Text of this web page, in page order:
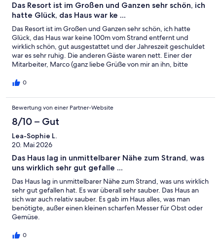
Das Resort ist im Großen und Ganzen sehr schön, ich
hatte Glück, das Haus war ke ...
Das Resort ist im Großen und Ganzen sehr schön, ich hatte
Glück, das Haus war keine 100m vom Strand entfernt und
wirklich schön, gut ausgestattet und der Jahreszeit geschuldet
war es sehr ruhig. Die anderen Gäste waren nett. Einer der
Mitarbeiter, Marco (ganz liebe Grüße von mir an ihn, bitte
nett und hilfsbereit. Die Preise der dazugehörigen Pizzeria
was ich gebraucht und hier gefunden habe. Werde
wiederkommen (aber woanders essen gehen). Thorsten
Sommer
0
Bewertung von einer Partner-Website
8/10 – Gut
Lea-Sophie L.
20. Mai 2026
Das Haus lag in unmittelbarer Nähe zum Strand, was
uns wirklich sehr gut gefalle ...
Das Haus lag in unmittelbarer Nähe zum Strand, was uns wirklich
sehr gut gefallen hat. Es war überall sehr sauber. Das Haus an
sich war auch relativ sauber. Es gab im Haus alles, was man
benötigte, außer einen kleinen scharfen Messer für Obst oder
Gemüse.
0